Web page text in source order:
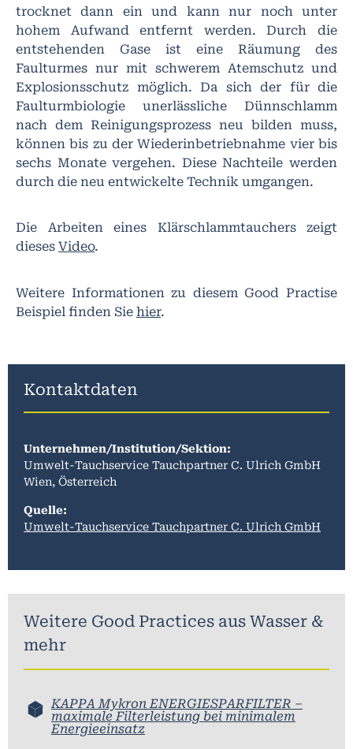
trocknet dann ein und kann nur noch unter
hohem Aufwand entfernt werden. Durch die
entstehenden Gase ist eine Räumung des
Faulturmes nur mit schwerem Atemschutz und
Explosionsschutz möglich. Da sich der für die
Faulturmbiologie unerlässliche Dünnschlamm
nach dem Reinigungsprozess neu bilden muss,
können bis zu der Wiederinbetriebnahme vier bis
sechs Monate vergehen. Diese Nachteile werden
durch die neu entwickelte Technik umgangen.
Die Arbeiten eines Klärschlammtauchers zeigt
dieses Video.
Weitere Informationen zu diesem Good Practise
Beispiel finden Sie hier.
Kontaktdaten
Unternehmen/Institution/Sektion:
Umwelt-Tauchservice Tauchpartner C. Ulrich GmbH
Wien, Österreich
Quelle:
Umwelt-Tauchservice Tauchpartner C. Ulrich GmbH
Weitere Good Practices aus Wasser &
mehr
KAPPA Mykron ENERGIESPARFILTER –
maximale Filterleistung bei minimalem
Energieeinsatz